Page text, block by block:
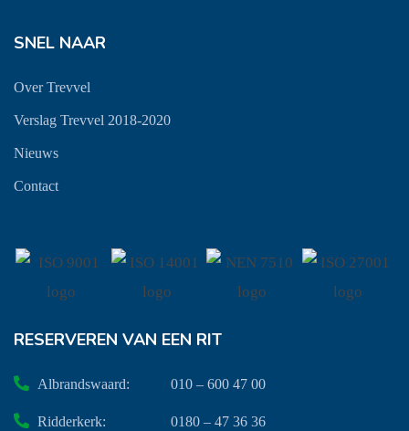
SNEL NAAR
Over Trevvel
Verslag Trevvel 2018-2020
Nieuws
Contact
RESERVEREN VAN EEN RIT
Albrandswaard: 010 – 600 47 00
Ridderkerk: 0180 – 47 36 36